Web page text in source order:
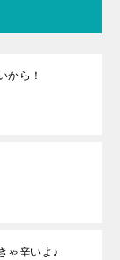
から！
ゃ辛いよ♪